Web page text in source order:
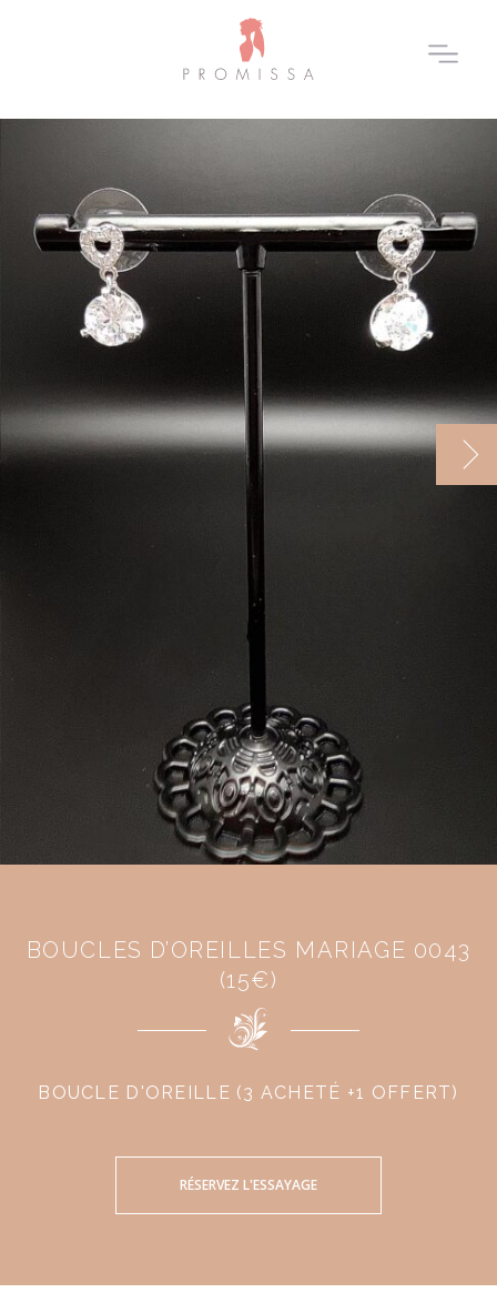
BOUCLES D’OREILLES MARIAGE 0043
(15€)
BOUCLE D'OREILLE (3 ACHETÉ +1 OFFERT)
RÉSERVEZ L'ESSAYAGE